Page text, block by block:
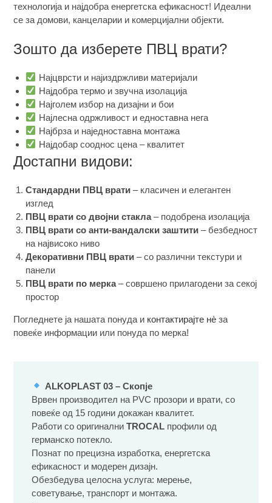
технологија и најдобра енергетска ефикасност! Идеални
се за домови, канцеларии и комерцијални објекти.
Зошто да изберете ПВЦ врати?
Најцврсти и најиздржливи материјали
Најдобра термо и звучна изолација
Најголем избор на дизајни и бои
Најлесна одржливост и едноставна нега
Најбрза и наједноставна монтажа
Најдобар сооднос цена – квалитет
Достапни видови:
Стандардни ПВЦ врати – класичен и елегантен
изглед
ПВЦ врати со двојни стакла– подобрена изолација
ПВЦ врати со анти-вандалски заштити – безбедност
на највисоко ниво
Декоративни ПВЦ врати – со различни текстури и
панели
ПВЦ врати по мерка– совршено прилагодени за секој
простор
Погледнете ја нашата понуда и контактирајте нè за
повеќе информации или понуда по мерка!
ALKOPLAST 03 – Скопје
Врвен производител на PVC прозори и врати, со
повеќе од 15 години докажан квалитет.
Работи со оригиналниTROCAL профили од
германско потекло.
Познат по прецизна изработка, енергетска
ефикасност и модерен дизајн.
Обезбедува целосна услуга: мерење,
советување, транспорт и монтажа.